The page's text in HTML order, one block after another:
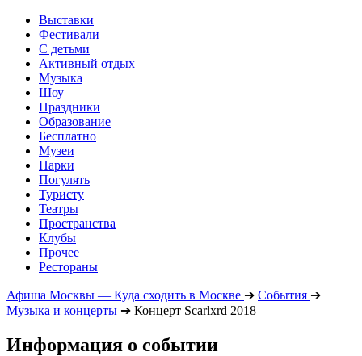
Выставки
Фестивали
С детьми
Активный отдых
Музыка
Шоу
Праздники
Образование
Бесплатно
Музеи
Парки
Погулять
Туристу
Театры
Пространства
Клубы
Прочее
Рестораны
Афиша Москвы — Куда сходить в Москве ➔ События ➔
Музыка и концерты ➔ Концерт Scarlxrd 2018
Информация о событии